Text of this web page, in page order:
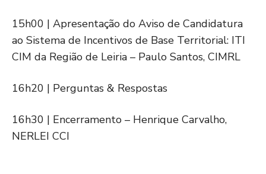
15h00 | Apresentação do Aviso de Candidatura
ao Sistema de Incentivos de Base Territorial: ITI
CIM da Região de Leiria – Paulo Santos, CIMRL
16h20 | Perguntas & Respostas
16h30 | Encerramento – Henrique Carvalho,
NERLEI CCI